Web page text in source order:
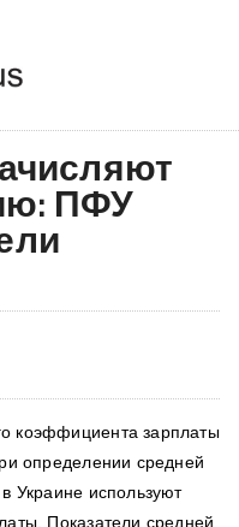
ПФУ
коэффициента зарплаты
определении средней
Украине используют
Показатели средней